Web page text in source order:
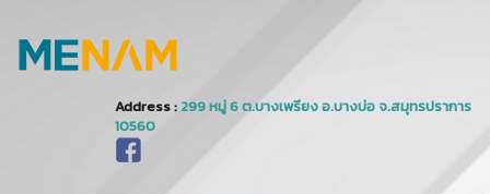
Address :